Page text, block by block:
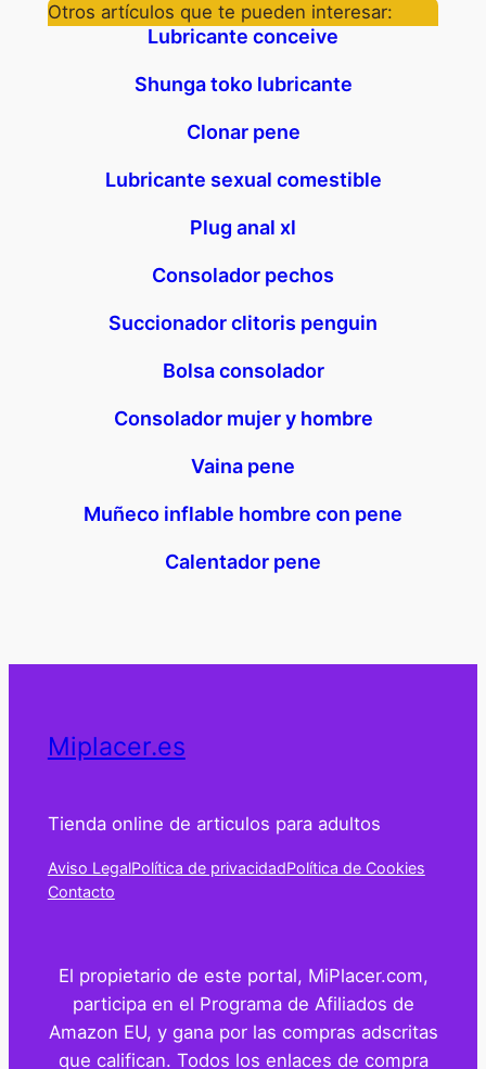
Otros artículos que te pueden interesar:
Lubricante conceive
Shunga toko lubricante
Clonar pene
Lubricante sexual comestible
Plug anal xl
Consolador pechos
Succionador clitoris penguin
Bolsa consolador
Consolador mujer y hombre
Vaina pene
Muñeco inflable hombre con pene
Calentador pene
Miplacer.es
Tienda online de articulos para adultos
Aviso LegalPolítica de privacidadPolítica de Cookies
Contacto
El propietario de este portal, MiPlacer.com,
participa en el Programa de Afiliados de
Amazon EU, y gana por las compras adscritas
que califican. Todos los enlaces de compra